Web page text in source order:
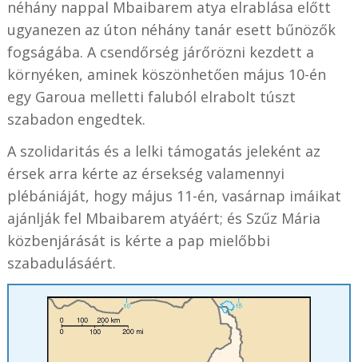
néhány nappal Mbaibarem atya elrablása előtt
ugyanezen az úton néhány tanár esett bűnözők
fogságába. A csendőrség járőrözni kezdett a
környéken, aminek köszönhetően május 10-én
egy Garoua melletti faluból elrabolt túszt
szabadon engedtek.
A szolidaritás és a lelki támogatás jeleként az
érsek arra kérte az érsekség valamennyi
plébániáját, hogy május 11-én, vasárnap imáikat
ajánlják fel Mbaibarem atyáért; és Szűz Mária
közbenjárását is kérte a pap mielőbbi
szabadulásáért.